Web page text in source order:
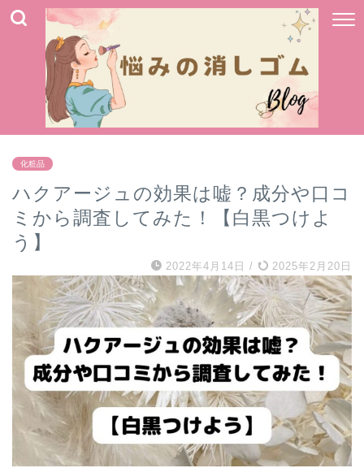
化粧品
ハクアージュの効果は嘘？成分や口コ
ミから調査してみた！【白黒つけよ
う】
2022年4月14日 / 2025年2月20日